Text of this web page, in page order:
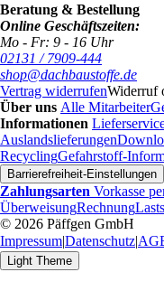
Beratung & Bestellung
Online Geschäftszeiten:
Mo - Fr: 9 - 16 Uhr
02131 / 7909-444
shop@dachbaustoffe.de
Vertrag widerrufenWiderruf
Über uns Alle Mitarbeiter
Informationen
Auslandslieferungen
RecyclingGefahrstoff-
Barrierefreiheit-Einstellungen
Zahlungsarten Vorkasse
ÜberweisungRechnung
© 2026 Päffgen GmbH
Impressum|Datenschutz|
Light Theme